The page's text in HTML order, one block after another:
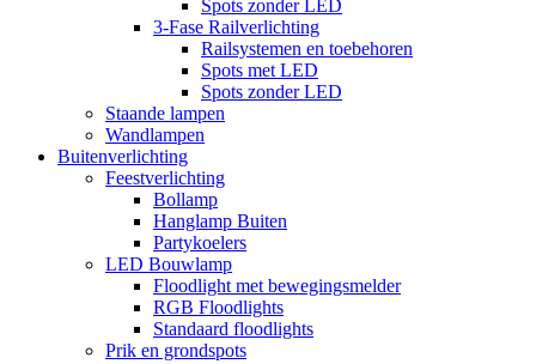
Spots zonder LED
3-Fase Railverlichting
Railsystemen en toebehoren
Spots met LED
Spots zonder LED
Staande lampen
Wandlampen
Buitenverlichting
Feestverlichting
Bollamp
Hanglamp Buiten
Partykoelers
LED Bouwlamp
Floodlight met bewegingsmelder
RGB Floodlights
Standaard floodlights
Prik en grondspots